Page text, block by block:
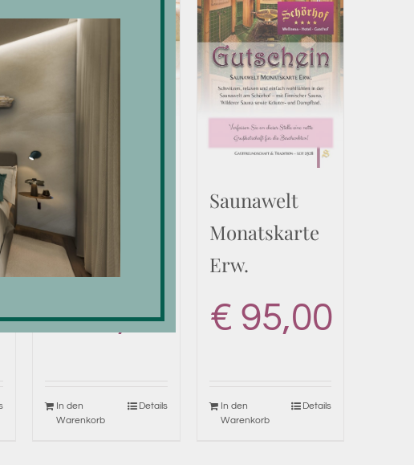
Hallenbad
Monatskarte
Erw.
€68,00
In den
Warenkorb
Details
Saunawelt
Monatskarte
Erw.
€ 95,00
In den
Warenkorb
Details